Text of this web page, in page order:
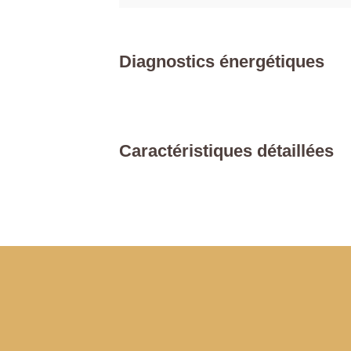
Diagnostics énergétiques
Caractéristiques détaillées